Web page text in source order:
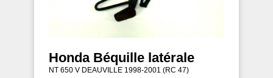
Honda Béquille latérale
NT 650 V DEAUVILLE 1998-2001 (RC 47)